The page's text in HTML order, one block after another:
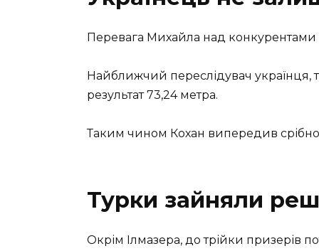
Перевага Михайла над
Найближчий переслідувач українця,
результат 73,24 метра.
Таким чином Кохан випередив
Турки зайняли
Окрім Ілмазера, до трійки